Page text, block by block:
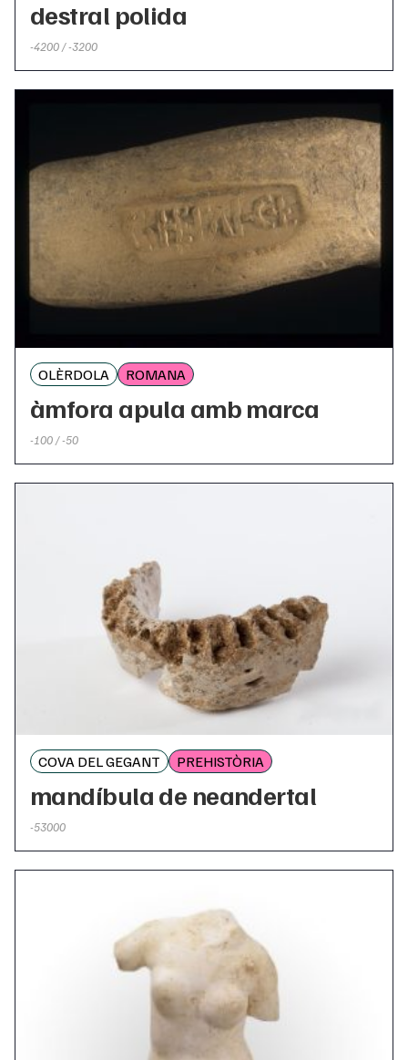
destral polida
-4200 / -3200
OLÈRDOLA ROMANA
àmfora apula amb marca
-100 / -50
COVA DEL GEGANT PREHISTÒRIA
mandíbula de neandertal
-53000